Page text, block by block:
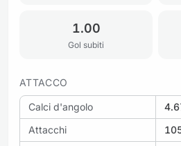
1.00
Gol subiti
ATTACCO
Calci d'angolo
Attacchi